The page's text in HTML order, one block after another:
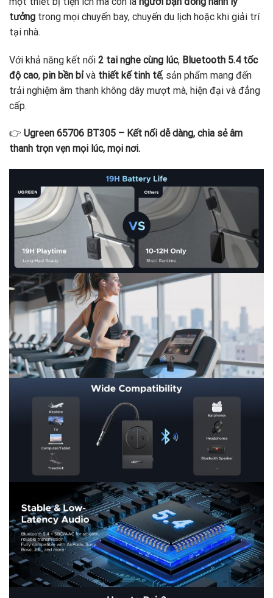
tưởng trong mọi chuyến bay, chuyến du lịch hoặc khi giải trí
tại nhà.
Với khả năng kết nối 2 tai nghe cùng lúc, Bluetooth 5.4 tốc
độ cao, pin bền bỉvà thiết kế tinh tế, sản phẩm mang đến
trải nghiệm âm thanh không dây mượt mà, hiện đại và đẳng
cấp.
👉 Ugreen 65706 BT305 – Kết nối dễ dàng, chia sẻ âm
thanh trọn vẹn mọi lúc, mọi nơi.